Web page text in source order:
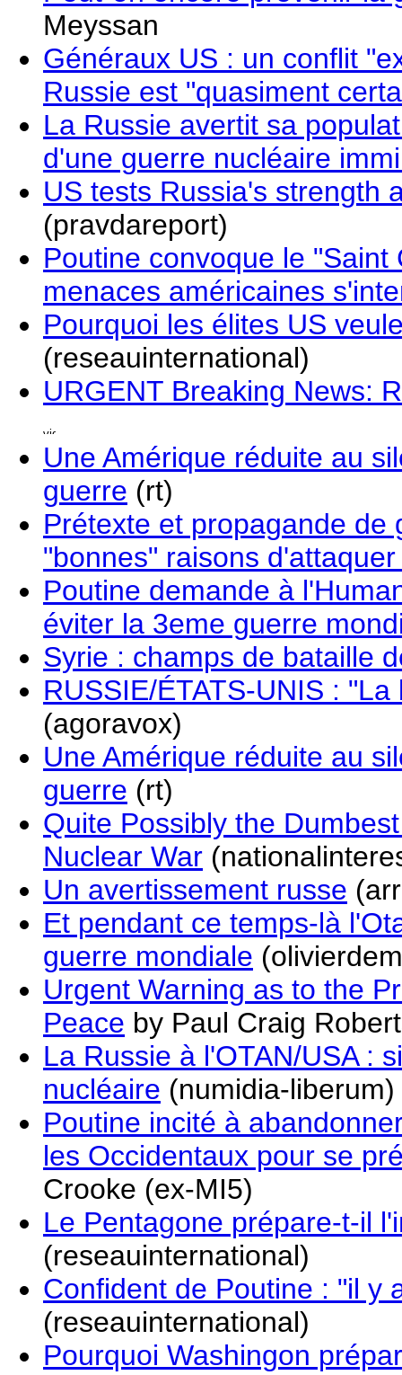
Meyssan
Généraux US : un conflit
Russie est "quasiment
La Russie avertit sa
d'une guerre nucléaire
US tests Russia's strength
(pravdareport)
Poutine convoque le
menaces américaines
Pourquoi les élites US
(reseauinternational)
URGENT Breaking News:
Une Amérique réduite au
guerre (rt)
Prétexte et propagande de
"bonnes" raisons
Poutine demande à
éviter la 3eme guerre
Syrie : champs de bataille
RUSSIE/ÉTATS-UNIS :
(agoravox)
Une Amérique réduite au
guerre (rt)
Quite Possibly the
Nuclear War
Un avertissement russe
Et pendant ce temps-là
guerre mondiale
Urgent Warning as to the
Peace by Paul Craig
La Russie à l'OTAN/USA :
nucléaire (numidia-liberum)
Poutine incité à
les Occidentaux pour se
Crooke (ex-MI5)
Le Pentagone prépare-t-il
(reseauinternational)
Confident de Poutine : "il y
(reseauinternational)
Pourquoi Washingon